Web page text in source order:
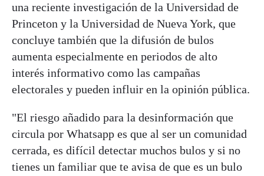
una reciente investigación de la Universidad de
Princeton y la Universidad de Nueva York, que
concluye también que la difusión de bulos
aumenta especialmente en periodos de alto
interés informativo como las campañas
electorales y pueden influir en la opinión pública.
"El riesgo añadido para la desinformación que
circula por Whatsapp es que al ser un comunidad
cerrada, es difícil detectar muchos bulos y si no
tienes un familiar que te avisa de que es un bulo